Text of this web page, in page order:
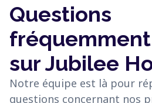
Questions
sur Jubilee
Notre équipe est là pour
questions concernant nos